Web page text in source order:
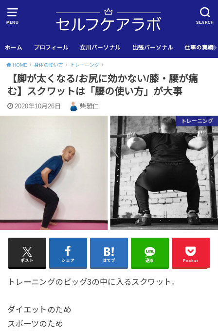
MENU SEARCH
ホーム プロフィール 立川パーソナル 出張パーソナル 仕事の実績
HOME 身体の使い方 トレーニング
【脚が太くなる/お尻に効かない/膝・腰が痛
む】スクワットは「腰の使い方」が大事
2020年10月26日 柴雅仁
トレーニング
ポスト シェア はてブ 送る Pocket
トレーニングのビッグ3の中に入るスクワット。
ダイエットのため
スポーツのため